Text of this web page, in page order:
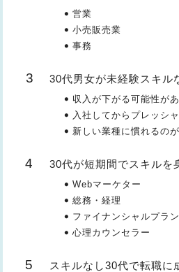
営業
小売販売業
事務
30代男女が未経験スキル
収入が下がる可能性が
入社してからプレッシ
新しい業種に慣れるの
30代が短期間でスキルを
Webマーケター
総務・経理
ファイナンシャルプラ
心理カウンセラー
スキルなし30代で転職に